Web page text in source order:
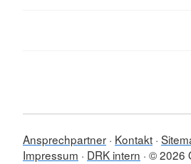
Ansprechpartner Kontakt
Impressum
DRK intern © 2026